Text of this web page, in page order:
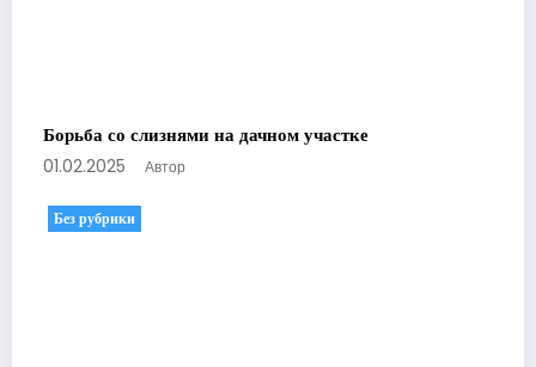
Борьба со слизнями на дачном участке
01.02.2025 Автор
Без рубрики